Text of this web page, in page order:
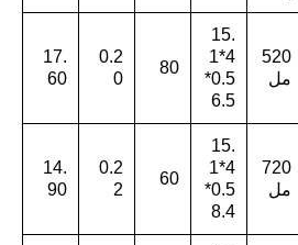
520
مل
15.
4*1
0.5*
6.5
80
0.2
0
17.
60
720
مل
15.
4*1
0.5*
8.4
60
0.2
2
14.
90